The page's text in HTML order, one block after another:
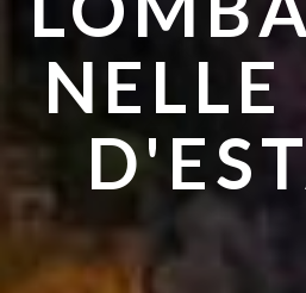
NELLE